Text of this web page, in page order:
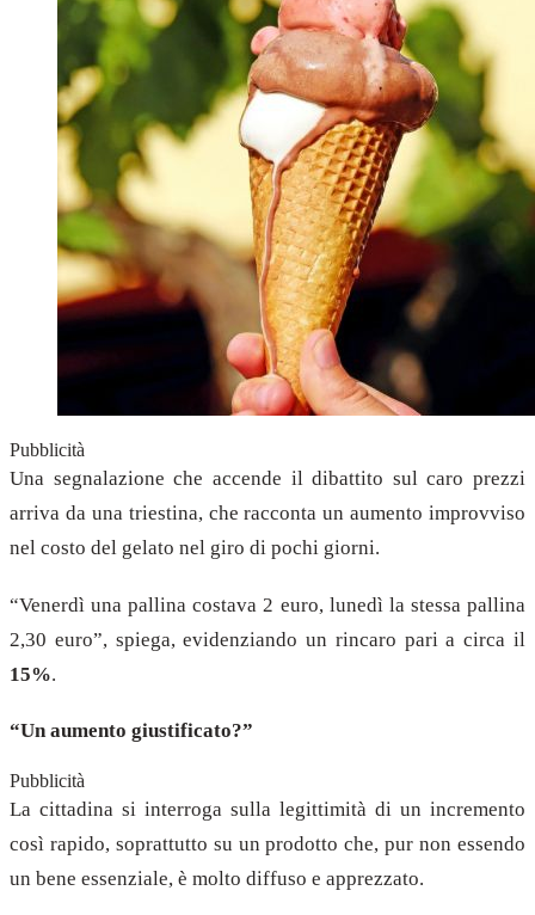
Pubblicità
Una segnalazione che accende il dibattito sul caro prezzi
arriva da una triestina, che racconta un aumento improvviso
nel costo del gelato nel giro di pochi giorni.
“Venerdì una pallina costava 2 euro, lunedì la stessa pallina
2,30 euro”, spiega, evidenziando un rincaro pari a circa il
15%.
“Un aumento giustificato?”
Pubblicità
La cittadina si interroga sulla legittimità di un incremento
così rapido, soprattutto su un prodotto che, pur non essendo
un bene essenziale, è molto diffuso e apprezzato.